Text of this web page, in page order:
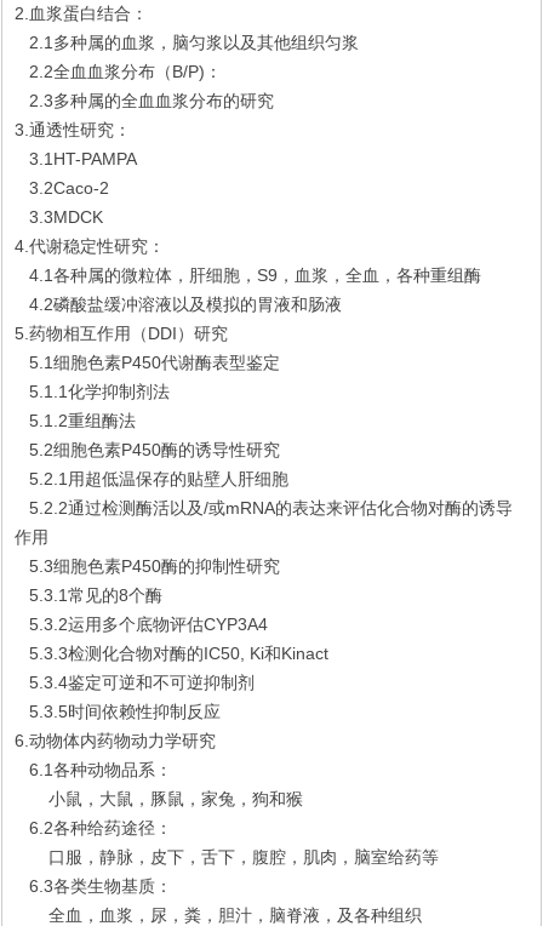
2.血浆蛋白结合：
2.1多种属的血浆，脑匀浆以及其他组织匀浆
2.2全血血浆分布（B/P)：
2.3多种属的全血血浆分布的研究
3.通透性研究：
3.1HT-PAMPA
3.2Caco-2
3.3MDCK
4.代谢稳定性研究：
4.1各种属的微粒体，肝细胞，S9，血浆，全血，各种重组酶
4.2磷酸盐缓冲溶液以及模拟的胃液和肠液
5.药物相互作用（DDI）研究
5.1细胞色素P450代谢酶表型鉴定
5.1.1化学抑制剂法
5.1.2重组酶法
5.2细胞色素P450酶的诱导性研究
5.2.1用超低温保存的贴壁人肝细胞
5.2.2通过检测酶活以及/或mRNA的表达来评估化合物对酶的诱导
作用
5.3细胞色素P450酶的抑制性研究
5.3.1常见的8个酶
5.3.2运用多个底物评估CYP3A4
5.3.3检测化合物对酶的IC50, Ki和Kinact
5.3.4鉴定可逆和不可逆抑制剂
5.3.5时间依赖性抑制反应
6.动物体内药物动力学研究
6.1各种动物品系：
小鼠，大鼠，豚鼠，家兔，狗和猴
6.2各种给药途径：
口服，静脉，皮下，舌下，腹腔，肌肉，脑室给药等
6.3各类生物基质：
全血，血浆，尿，粪，胆汁，脑脊液，及各种组织